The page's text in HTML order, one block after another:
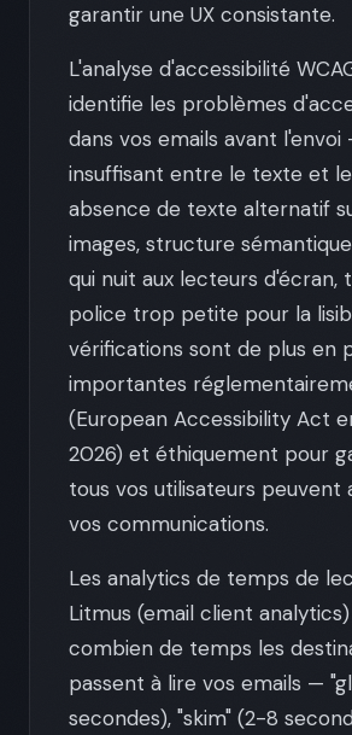
garantir une UX consistante.
L'analyse d'accessibilité
identifie les problèmes
dans vos emails avant
insuffisant entre le texte et
absence de texte alternatif
images, structure
qui nuit aux lecteurs d'écran,
police trop petite pour la
vérifications sont de plus en
importantes
(European Accessibility Act
2026) et éthiquement pour
tous vos utilisateurs peuvent
vos communications.
Les analytics de temps de
Litmus (email client
combien de temps les
passent à lire vos emails —
secondes), "skim" (2-8